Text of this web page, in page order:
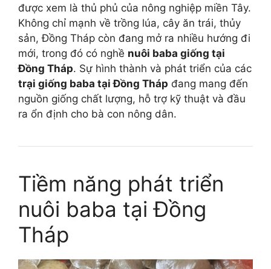
được xem là thủ phủ của nông nghiệp miền Tây.
Không chỉ mạnh về trồng lúa, cây ăn trái, thủy
sản, Đồng Tháp còn đang mở ra nhiều hướng đi
mới, trong đó có nghề nuôi baba giống tại
Đồng Tháp. Sự hình thành và phát triển của các
trại giống baba tại Đồng Tháp đang mang đến
nguồn giống chất lượng, hỗ trợ kỹ thuật và đầu
ra ổn định cho bà con nông dân.
Tiềm năng phát triển
nuôi baba tại Đồng
Tháp